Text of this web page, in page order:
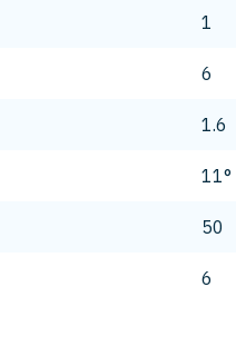
1
6
1.6
11°
50
6